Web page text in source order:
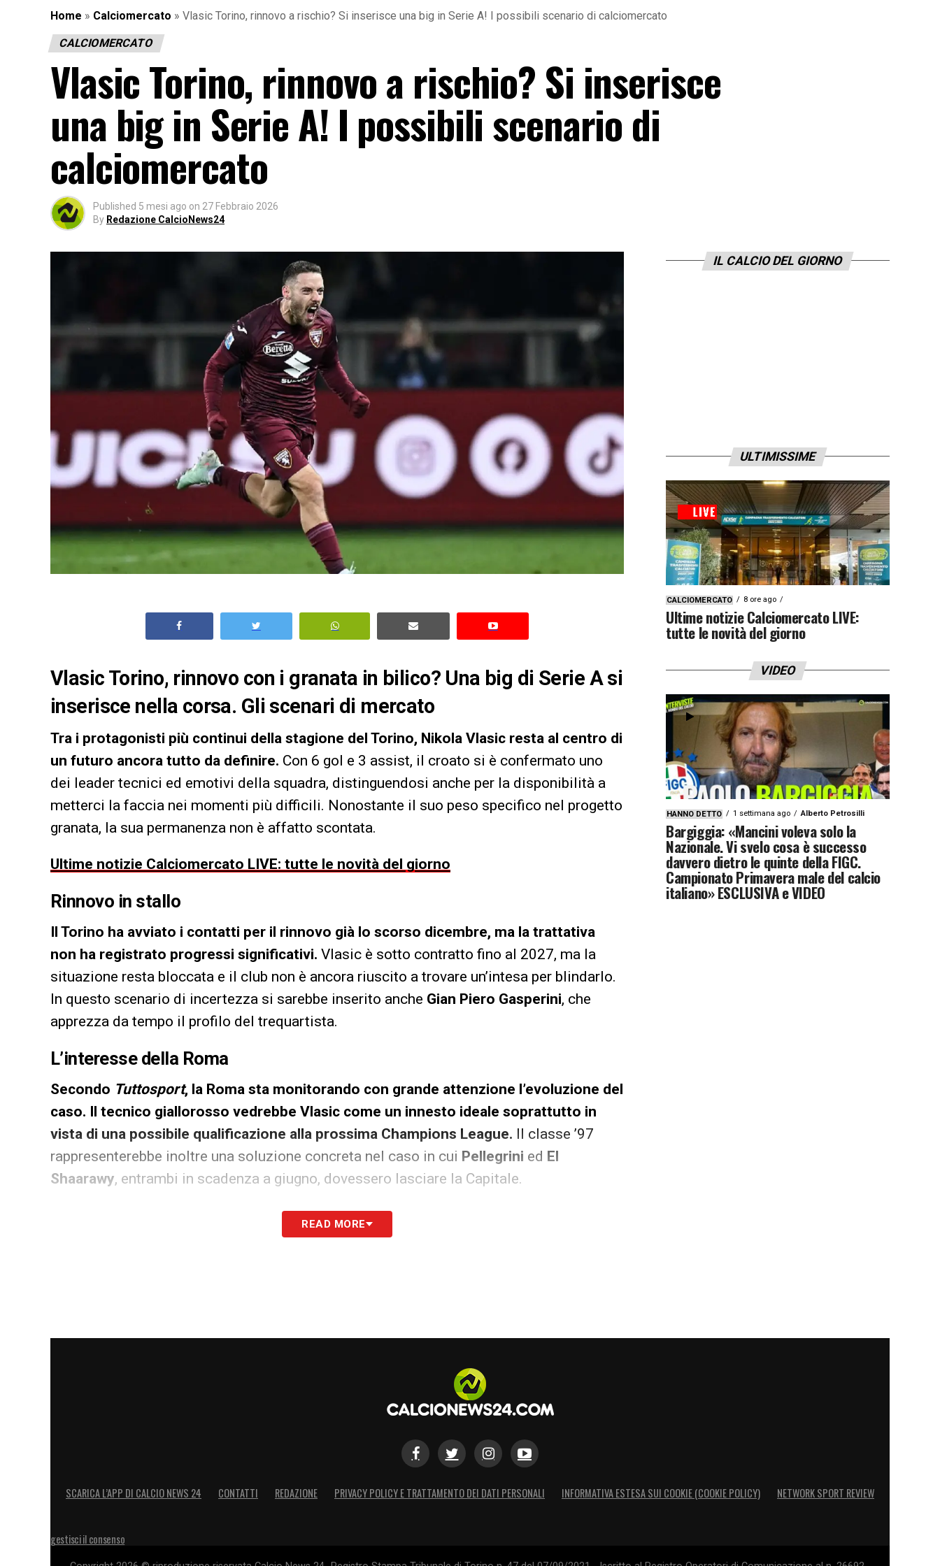
Home » Calciomercato » Vlasic Torino, rinnovo a rischio? Si inserisce una big in Serie A! I possibili scenario di calciomercato
CALCIOMERCATO
Vlasic Torino, rinnovo a rischio? Si inserisce
una big in Serie A! I possibili scenario di
calciomercato
Published 5 mesi ago on 27 Febbraio 2026
By Redazione CalcioNews24
Vlasic Torino, rinnovo con i granata in bilico? Una big di Serie A si
inserisce nella corsa. Gli scenari di mercato
Tra i protagonisti più continui della stagione del Torino, Nikola Vlasic resta al centro di
un futuro ancora tutto da definire. Con 6 gol e 3 assist, il croato si è confermato uno
dei leader tecnici ed emotivi della squadra, distinguendosi anche per la disponibilità a
metterci la faccia nei momenti più difficili. Nonostante il suo peso specifico nel progetto
granata, la sua permanenza non è affatto scontata.
Ultime notizie Calciomercato LIVE: tutte le novità del giorno
Rinnovo in stallo
Il Torino ha avviato i contatti per il rinnovo già lo scorso dicembre, ma la trattativa
non ha registrato progressi significativi. Vlasic è sotto contratto fino al 2027, ma la
situazione resta bloccata e il club non è ancora riuscito a trovare un’intesa per blindarlo.
In questo scenario di incertezza si sarebbe inserito anche Gian Piero Gasperini, che
apprezza da tempo il profilo del trequartista.
L’interesse della Roma
Secondo Tuttosport, la Roma sta monitorando con grande attenzione l’evoluzione del
caso. Il tecnico giallorosso vedrebbe Vlasic come un innesto ideale soprattutto in
vista di una possibile qualificazione alla prossima Champions League. Il classe ’97
rappresenterebbe inoltre una soluzione concreta nel caso in cui Pellegrini ed El
Shaarawy, entrambi in scadenza a giugno, dovessero lasciare la Capitale.
LA PLAYLIST DELLE NOSTRE TOP NEWSREAD MORE
IL CALCIO DEL GIORNO
ULTIMISSIME
CALCIOMERCATO 8 ore ago
Ultime notizie Calciomercato LIVE:
tutte le novità del giorno
VIDEO
HANNO DETTO 1 settimana ago Alberto Petrosilli
Bargiggia: «Mancini voleva solo la
Nazionale. Vi svelo cosa è successo
davvero dietro le quinte della FIGC.
Campionato Primavera male del calcio
italiano» ESCLUSIVA e VIDEO
SCARICA L’APP DI CALCIO NEWS 24 CONTATTI REDAZIONE PRIVACY POLICY E TRATTAMENTO DEI DATI PERSONALI INFORMATIVA ESTESA SUI COOKIE (COOKIE POLICY) NETWORK SPORT REVIEW
gestisci il consenso